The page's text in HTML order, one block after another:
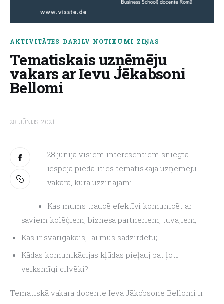
About us
AKTIVITĀTES DARILV NOTIKUMI ZIŅAS
Tematiskais uzņēmēju
vakars ar Ievu Jēkabsoni
Bellomi
28. JŪNIJS, 2021
28.jūnijā visiem interesentiem sniegta
iespēja piedalīties tematiskajā uzņēmēju
vakarā, kurā uzzinājām:
Kas mums traucē efektīvi komunicēt ar
saviem kolēģiem, biznesa partneriem, tuvajiem;
Kas ir svarīgākais, lai mūs sadzirdētu;
Kādas komunikācijas kļūdas pieļauj pat ļoti
veiksmīgi cilvēki?
Tematiskā vakara docente Ieva Jākobsone Bellomi ir